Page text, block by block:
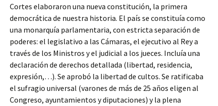
Cortes elaboraron una nueva constitución, la primera
democrática de nuestra historia. El país se constituía como
una monarquía parlamentaria, con estricta separación de
poderes: el legislativo a las Cámaras, el ejecutivo al Rey a
través de los Ministros y el judicial a los jueces. Incluía una
declaración de derechos detallada (libertad, residencia,
expresión,…). Se aprobó la libertad de cultos. Se ratificaba
el sufragio universal (varones de más de 25 años eligen al
Congreso, ayuntamientos y diputaciones) y la plena